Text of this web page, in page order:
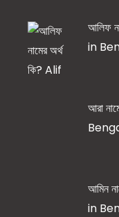
আলিফ
in
আরা
আমিন
in